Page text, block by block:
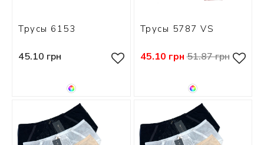
Трусы 6153
45.10 грн
Трусы 5787 VS
45.10 грн 51.87 грн